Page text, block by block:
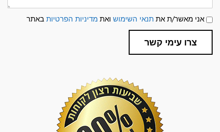
תנאי
שימוש
ומדיניות
פרטיות
אני מאשר/ת את תנאי השימוש ואת מדיניות הפרטיות באתר
צרו עימי קשר